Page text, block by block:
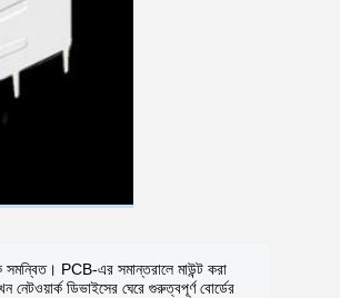
PCB-এর সমান্তরালে মাউন্ট করা
ডিভাইসের ঘেরে গুরুত্বপূর্ণ বোর্ডের